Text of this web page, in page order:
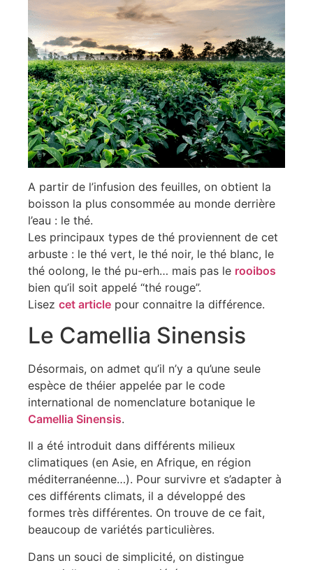
A partir de l’infusion des feuilles, on obtient la
boisson la plus consommée au monde derrière
l’eau : le thé.
Les principaux types de thé proviennent de cet
arbuste : le thé vert, le thé noir, le thé blanc, le
thé oolong, le thé pu-erh… mais pas le rooibos
bien qu’il soit appelé “thé rouge”.
Lisez cet article pour connaitre la différence.
Le Camellia Sinensis
Désormais, on admet qu’il n’y a qu’une seule
espèce de théier appelée par le code
international de nomenclature botanique le
Camellia Sinensis.
Il a été introduit dans différents milieux
climatiques (en Asie, en Afrique, en région
méditerranéenne…). Pour survivre et s’adapter à
ces différents climats, il a développé des
formes très différentes. On trouve de ce fait,
beaucoup de variétés particulières.
Dans un souci de simplicité, on distingue